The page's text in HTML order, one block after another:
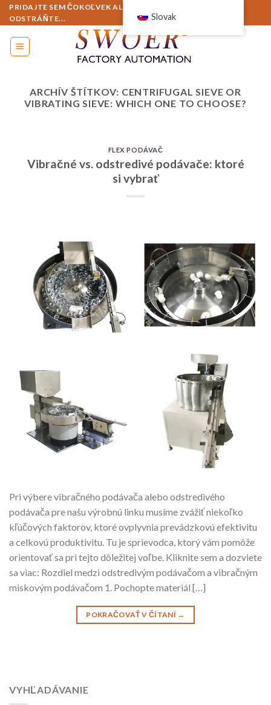
Preskočiť
obsah
PRIDAJTE SEM ČOKOĽVEK ALEBO TO JEDNODUCHO
ODSTRÁŇTE...
ARCHÍV ŠTÍTKOV: CENTRIFUGAL SIEVE OR
VIBRATING SIEVE: WHICH ONE TO CHOOSE?
FLEX PODÁVAČ
Vibračné vs. odstredivé podávače: ktoré
si vybrať
Pri výbere vibračného podávača alebo odstredivého
podávača pre našu výrobnú linku musíme zvážiť niekoľko
kľúčových faktorov, ktoré ovplyvnia prevádzkovú efektivitu
a celkovú produktivitu. Tu je sprievodca, ktorý vám pomôže
orientovať sa pri tejto dôležitej voľbe. Kliknite sem a dozviete
sa viac: Rozdiel medzi odstredivým podávačom a vibračným
miskovým podávačom 1. Pochopte materiál […]
POKRAČOVAŤ V ČÍTANÍ →
VYHĽADÁVANIE
Slovak